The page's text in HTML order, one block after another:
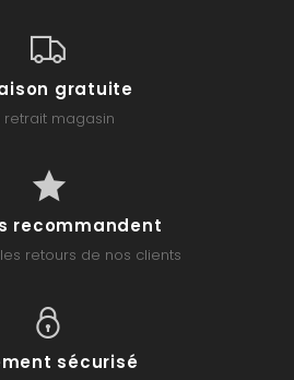
gratuite
retrait magasin
recommandent
retours de nos clients
sécurisé